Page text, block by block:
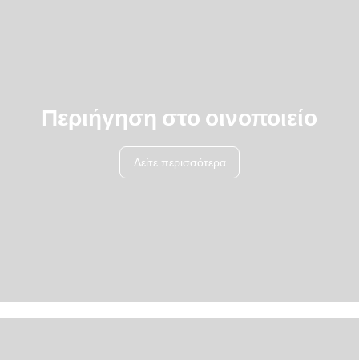
Περιήγηση στο οινοποιείο
Δείτε περισσότερα